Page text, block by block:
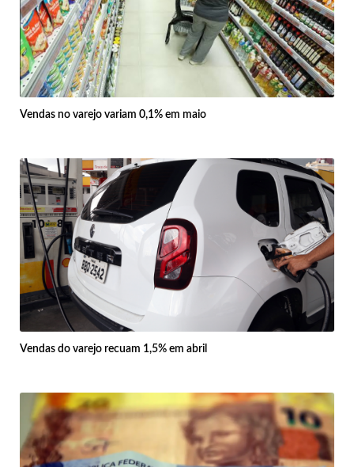
Vendas no varejo variam 0,1% em maio
Vendas do varejo recuam 1,5% em abril